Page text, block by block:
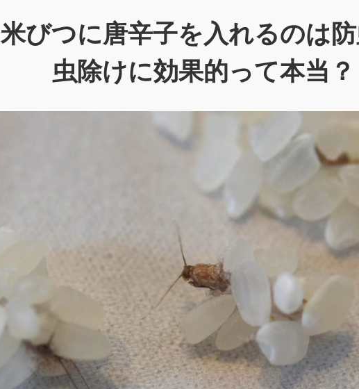
米びつに唐辛子を入れるのは
虫除けに効果的って本当？